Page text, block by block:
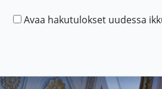
Avaa hakutulokset uudessa